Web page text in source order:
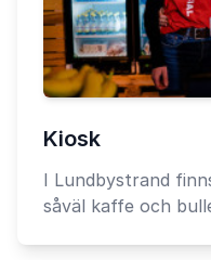
Kiosk
I Lundbystrand
såväl kaffe och